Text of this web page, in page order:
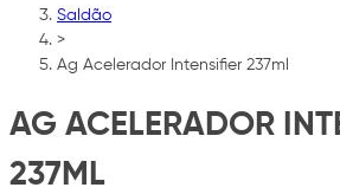
Saldão
>
Ag Acelerador Intensifier 237ml
AG ACELERADOR
237ML